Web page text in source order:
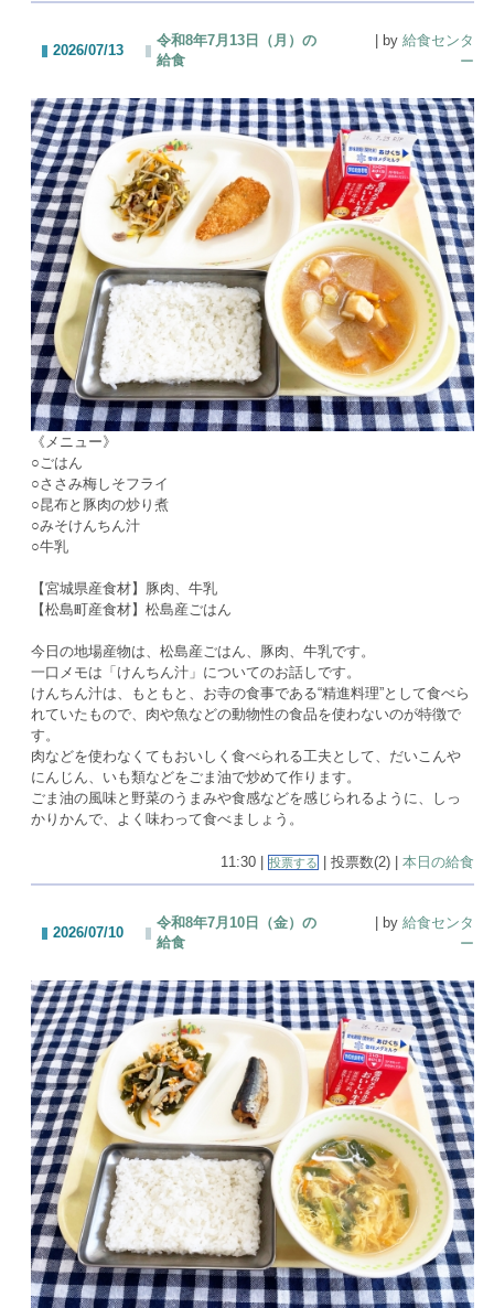
2026/07/13
令和8年7月13日（月）の
給食
| by 給食センタ
ー
《メニュー》
○ごはん
○ささみ梅しそフライ
○昆布と豚肉の炒り煮
○みそけんちん汁
○牛乳
【宮城県産食材】豚肉、牛乳
【松島町産食材】松島産ごはん
今日の地場産物は、松島産ごはん、豚肉、牛乳です。
一口メモは「けんちん汁」についてのお話しです。
けんちん汁は、もともと、お寺の食事である“精進料理”として食べら
れていたもので、肉や魚などの動物性の食品を使わないのが特徴で
す。
肉などを使わなくてもおいしく食べられる工夫として、だいこんや
にんじん、いも類などをごま油で炒めて作ります。
ごま油の風味と野菜のうまみや食感などを感じられるように、しっ
かりかんで、よく味わって食べましょう。
11:30 | 投票する | 投票数(2) | 本日の給食
2026/07/10
令和8年7月10日（金）の
給食
| by 給食センタ
ー